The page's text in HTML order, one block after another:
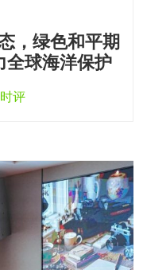
，绿色和平期
全球海洋保护
评